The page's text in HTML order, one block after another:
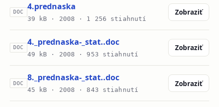
DOC
4.prednaska
39 kB · 2008 · 1 256 stiahnutí
Zobraziť
DOC
4._prednaska-_stat..doc
49 kB · 2008 · 953 stiahnutí
Zobraziť
DOC
8._prednaska-_stat..doc
45 kB · 2008 · 843 stiahnutí
Zobraziť